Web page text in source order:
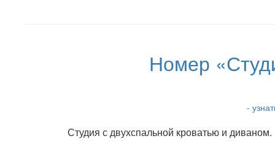
Номер
-
Студия с двухспальной кроватью и